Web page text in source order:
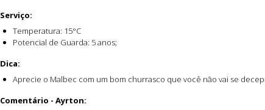
Serviço:
Temperatura: 15°C
Potencial de Guarda: 5 anos;
Dica:
Aprecie o Malbec com um bom churrasco que você não vai se
Comentário - Ayrton: